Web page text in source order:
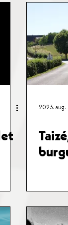
2023. aug.